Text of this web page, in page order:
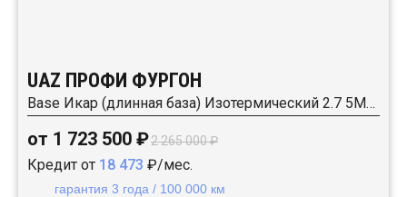
UAZ ПРОФИ ФУРГОН
Base Икар (длинная база) Изотермический 2.7 5MT (150 л.с.) RWD
от 1 723 500 ₽2 265 000 ₽
Кредит от 18 473 ₽/мес.
гарантия 3 года / 100 000 км